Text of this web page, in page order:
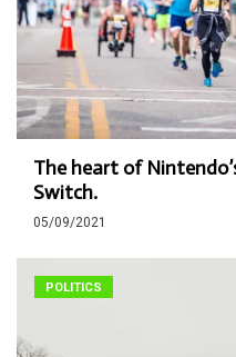
The heart of
Switch.
05/09/2021
POLITICS